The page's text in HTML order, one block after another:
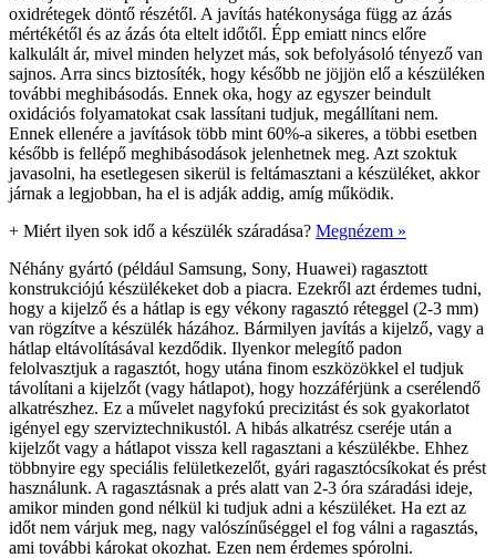
oxidrétegek döntő részétől. A javítás hatékonysága függ az ázás
mértékétől és az ázás óta eltelt időtől. Épp emiatt nincs előre
kalkulált ár, mivel minden helyzet más, sok befolyásoló tényező van
sajnos. Arra sincs biztosíték, hogy később ne jöjjön elő a készüléken
további meghibásodás. Ennek oka, hogy az egyszer beindult
oxidációs folyamatokat csak lassítani tudjuk, megállítani nem.
Ennek ellenére a javítások több mint 60%-a sikeres, a többi esetben
később is fellépő meghibásodások jelenhetnek meg. Azt szoktuk
javasolni, ha esetlegesen sikerül is feltámasztani a készüléket, akkor
járnak a legjobban, ha el is adják addig, amíg működik.
+ Miért ilyen sok idő a készülék száradása? Megnézem »
Néhány gyártó (például Samsung, Sony, Huawei) ragasztott
konstrukciójú készülékeket dob a piacra. Ezekről azt érdemes tudni,
hogy a kijelző és a hátlap is egy vékony ragasztó réteggel (2-3 mm)
van rögzítve a készülék házához. Bármilyen javítás a kijelző, vagy a
hátlap eltávolításával kezdődik. Ilyenkor melegítő padon
felolvasztjuk a ragasztót, hogy utána finom eszközökkel el tudjuk
távolítani a kijelzőt (vagy hátlapot), hogy hozzáférjünk a cserélendő
alkatrészhez. Ez a művelet nagyfokú precizitást és sok gyakorlatot
igényel egy szerviztechnikustól. A hibás alkatrész cseréje után a
kijelzőt vagy a hátlapot vissza kell ragasztani a készülékbe. Ehhez
többnyire egy speciális felületkezelőt, gyári ragasztócsíkokat és prést
használunk. A ragasztásnak a prés alatt van 2-3 óra száradási ideje,
amikor minden gond nélkül ki tudjuk adni a készüléket. Ha ezt az
időt nem várjuk meg, nagy valószínűséggel el fog válni a ragasztás,
ami további károkat okozhat. Ezen nem érdemes spórolni.